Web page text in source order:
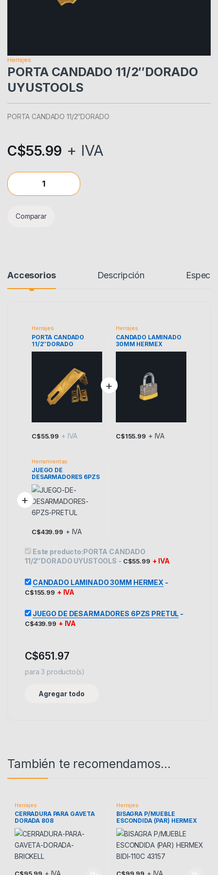
Herrajes
PORTA CANDADO 11/2″DORADO
UYUSTOOLS
PORTA CANDADO 11/2″DORADO
C$55.99 + IVA
PORTA CANDADO 11/2"DORADO UYUSTOOLS quantity
Comparar
Accesorios Descripción
Herrajes
PORTA CANDADO
11/2″DORADO
UYUSTOOLS
C$55.99 + IVA
Herrajes
CANDADO LAMINADO
30MM HERMEX
C$155.99 + IVA
Herramientas
JUEGO DE
DESARMADORES 6PZS
PRETUL
C$439.99 + IVA
Este producto:PORTA CANDADO
11/2″DORADO UYUSTOOLS - C$55.99 + IVA
CANDADO LAMINADO 30MM HERMEX -
C$155.99 + IVA
JUEGO DE DESARMADORES 6PZS PRETUL -
C$439.99 + IVA
C$651.97
para 3 producto(s)
Agregar todo
También te recomendamos…
Herrajes
CERRADURA PARA GAVETA
DORADA 808
+ IVA
Herrajes
BISAGRA P/MUEBLE
ESCONDIDA (PAR) HERMEX
BIDI-110C 43157
+ IVA